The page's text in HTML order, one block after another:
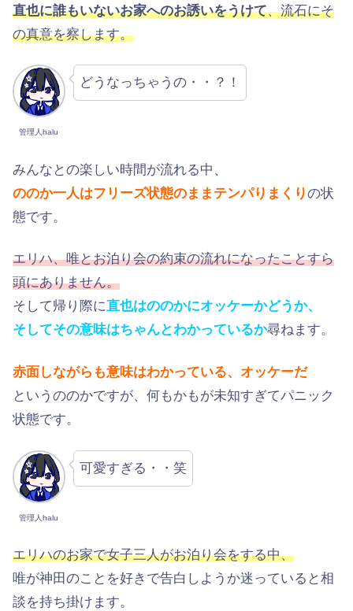
直也に誰もいないお家へのお誘いをうけて、流石にそ
の真意を察します。
管理人halu
どうなっちゃうの・・？！
みんなとの楽しい時間が流れる中、
ののか一人はフリーズ状態のままテンパりまくりの状
態です。
エリハ、唯とお泊り会の約束の流れになったことすら
頭にありません。
そして帰り際に直也はののかにオッケーかどうか、
そしてその意味はちゃんとわかっているか尋ねます。
赤面しながらも意味はわかっている、オッケーだ
というののかですが、何もかもが未知すぎてパニック
状態です。
管理人halu
可愛すぎる・・笑
エリハのお家で女子三人がお泊り会をする中、
唯が神田のことを好きで告白しようか迷っていると相
談を持ち掛けます。